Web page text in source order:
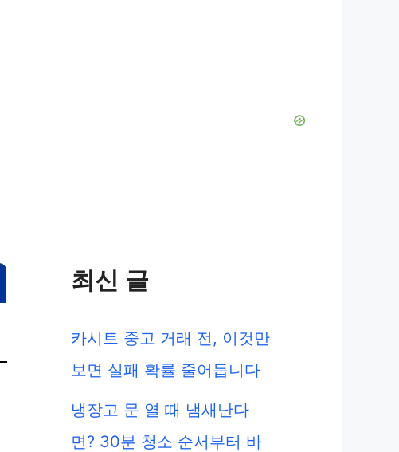
최신 글
카시트 중고 거래 전, 이것만
보면 실패 확률 줄어듭니다
냉장고 문 열 때 냄새난다
면? 30분 청소 순서부터 바